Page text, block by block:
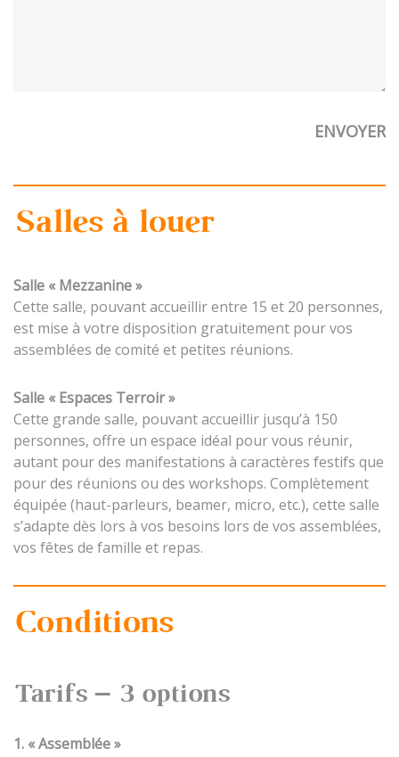
Salles à louer
Salle « Mezzanine »
Cette salle, pouvant accueillir entre 15 et 20 personnes,
est mise à votre disposition gratuitement pour vos
assemblées de comité et petites réunions.
Salle « Espaces Terroir »
Cette grande salle, pouvant accueillir jusqu’à 150
personnes, offre un espace idéal pour vous réunir,
autant pour des manifestations à caractères festifs que
pour des réunions ou des workshops. Complètement
équipée (haut-parleurs, beamer, micro, etc.), cette salle
s’adapte dès lors à vos besoins lors de vos assemblées,
vos fêtes de famille et repas.
Conditions
Tarifs – 3 options
1. « Assemblée »